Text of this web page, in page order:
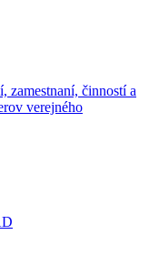
zamestnaní, činností a
verejného